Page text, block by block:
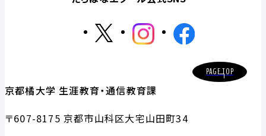
京都橘大学 生涯教育・通信教育課
〒607-8175 京都市山科区大宅山田町34
PAGE TOP